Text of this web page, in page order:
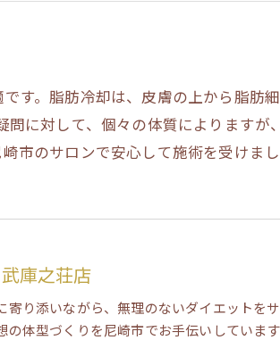
す。脂肪冷却は、皮膚の上から脂肪
に対して、個々の体質によります
市のサロンで安心して施術を受けまし
庫之荘店
寄り添いながら、無理のないダイエットを
体型づくりを尼崎市でお手伝いしています